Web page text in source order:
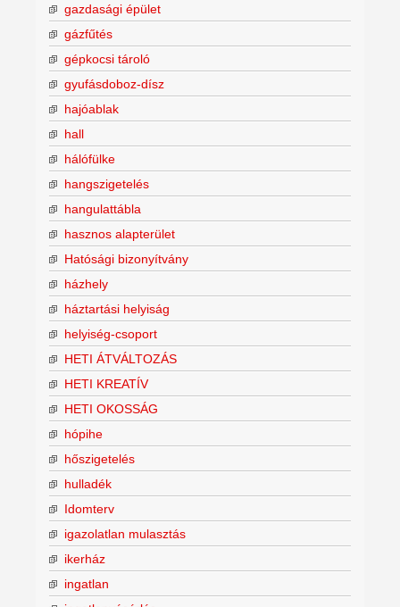
gazdasági épület
gázfűtés
gépkocsi tároló
gyufásdoboz-dísz
hajóablak
hall
hálófülke
hangszigetelés
hangulattábla
hasznos alapterület
Hatósági bizonyítvány
házhely
háztartási helyiság
helyiség-csoport
HETI ÁTVÁLTOZÁS
HETI KREATÍV
HETI OKOSSÁG
hópihe
hőszigetelés
hulladék
Idomterv
igazolatlan mulasztás
ikerház
ingatlan